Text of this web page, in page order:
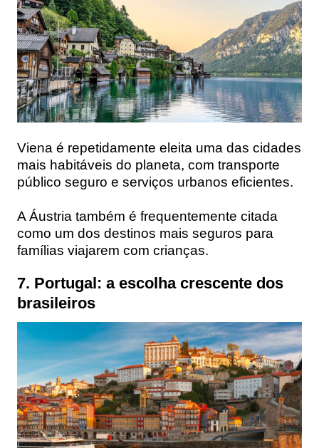
Viena é repetidamente eleita uma das cidades
mais habitáveis do planeta, com transporte
público seguro e serviços urbanos eficientes.
A Áustria também é frequentemente citada
como um dos destinos mais seguros para
famílias viajarem com crianças.
7. Portugal: a escolha crescente dos
brasileiros